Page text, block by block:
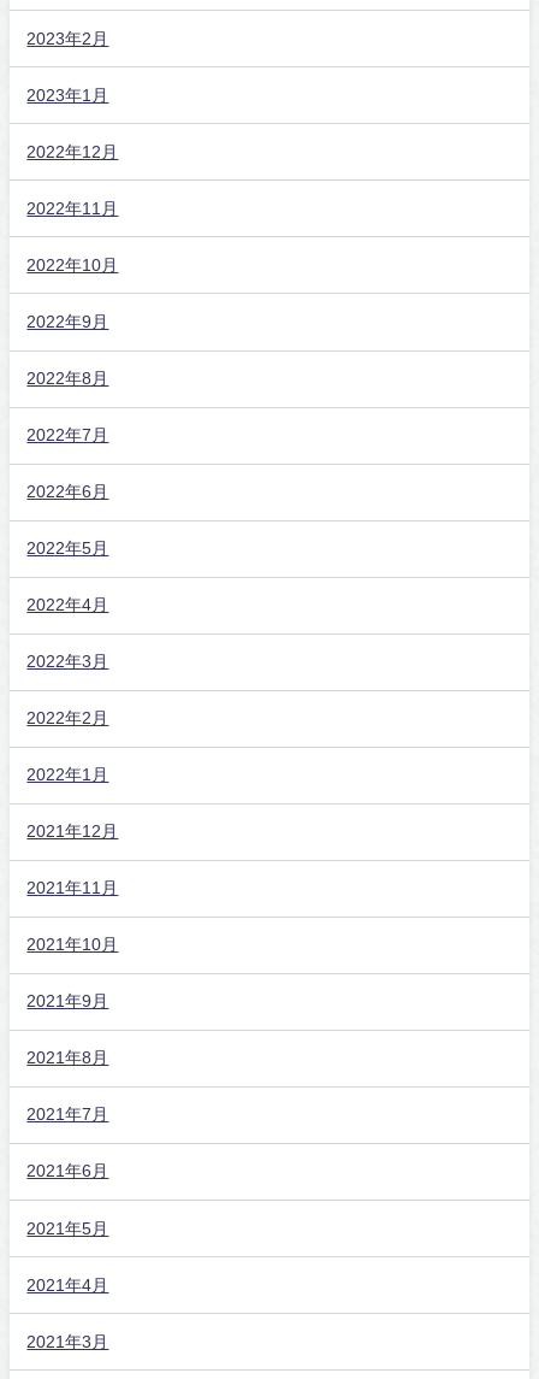
2023年2月
2023年1月
2022年12月
2022年11月
2022年10月
2022年9月
2022年8月
2022年7月
2022年6月
2022年5月
2022年4月
2022年3月
2022年2月
2022年1月
2021年12月
2021年11月
2021年10月
2021年9月
2021年8月
2021年7月
2021年6月
2021年5月
2021年4月
2021年3月